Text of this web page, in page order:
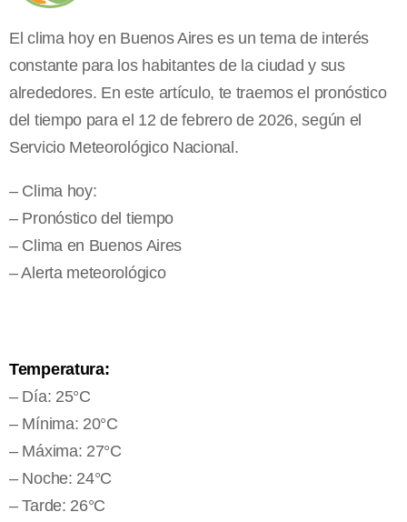
El clima hoy en Buenos Aires es un tema de interés
constante para los habitantes de la ciudad y sus
alrededores. En este artículo, te traemos el pronóstico
del tiempo para el 12 de febrero de 2026, según el
Servicio Meteorológico Nacional.
– Clima hoy:
– Pronóstico del tiempo
– Clima en Buenos Aires
– Alerta meteorológico
Temperatura:
– Día: 25°C
– Mínima: 20°C
– Máxima: 27°C
– Noche: 24°C
– Tarde: 26°C